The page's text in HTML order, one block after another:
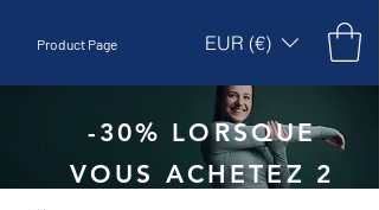
Product Page EUR (€)
-30% LORSQUE
VOUS ACHETEZ 2